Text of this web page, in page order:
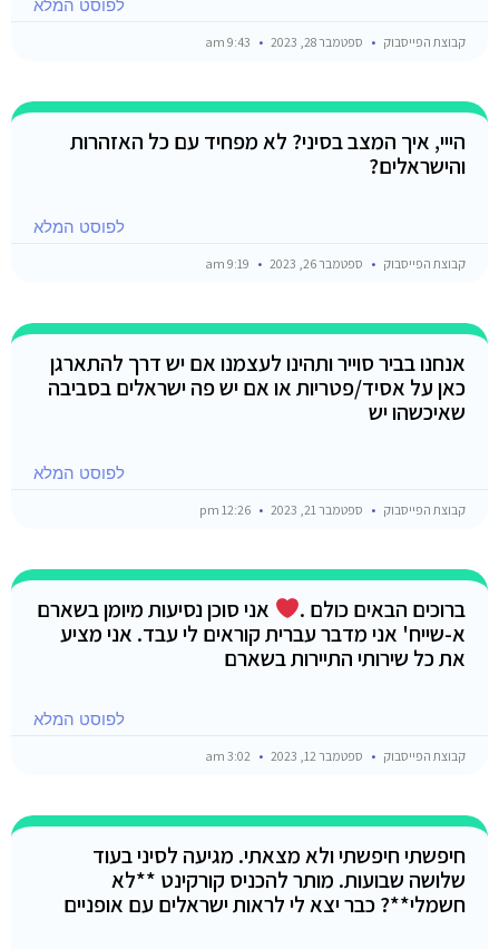
לפוסט המלא
קבוצת הפייסבוק ספטמבר 28, 2023
הייי, איך המצב בסיני? לא מפחיד עם כל האזהרות
והישראלים?
לפוסט המלא
קבוצת הפייסבוק ספטמבר 26, 2023
אנחנו בביר סוייר ותהינו לעצמנו אם יש דרך להתארגן
כאן על אסיד/פטריות או אם יש פה ישראלים בסביבה
שאיכשהו יש
לפוסט המלא
קבוצת הפייסבוק ספטמבר 21, 2023
ברוכים הבאים כולם .
אני סוכן נסיעות מיומן בשארם
א-שייח' אני מדבר עברית קוראים לי עבד. אני מציע
את כל שירותי התיירות בשארם
לפוסט המלא
קבוצת הפייסבוק ספטמבר 12, 2023
חיפשתי חיפשתי ולא מצאתי. מגיעה לסיני בעוד
שלושה שבועות. מותר להכניס קורקינט **לא
חשמלי**? כבר יצא לי לראות ישראלים עם אופניים